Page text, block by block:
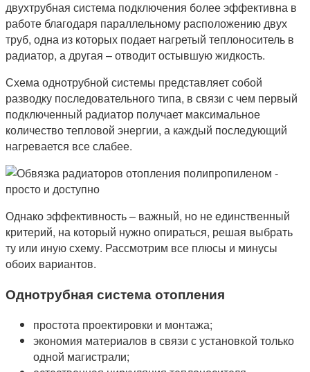
двухтрубная система подключения более эффективна в
работе благодаря параллельному расположению двух
труб, одна из которых подает нагретый теплоноситель в
радиатор, а другая – отводит остывшую жидкость.
Схема однотрубной системы представляет собой
разводку последовательного типа, в связи с чем первый
подключенный радиатор получает максимальное
количество тепловой энергии, а каждый последующий
нагревается все слабее.
Однако эффективность – важный, но не единственный
критерий, на который нужно опираться, решая выбрать
ту или иную схему. Рассмотрим все плюсы и минусы
обоих вариантов.
Однотрубная система отопления
простота проектировки и монтажа;
экономия материалов в связи с установкой только
одной магистрали;